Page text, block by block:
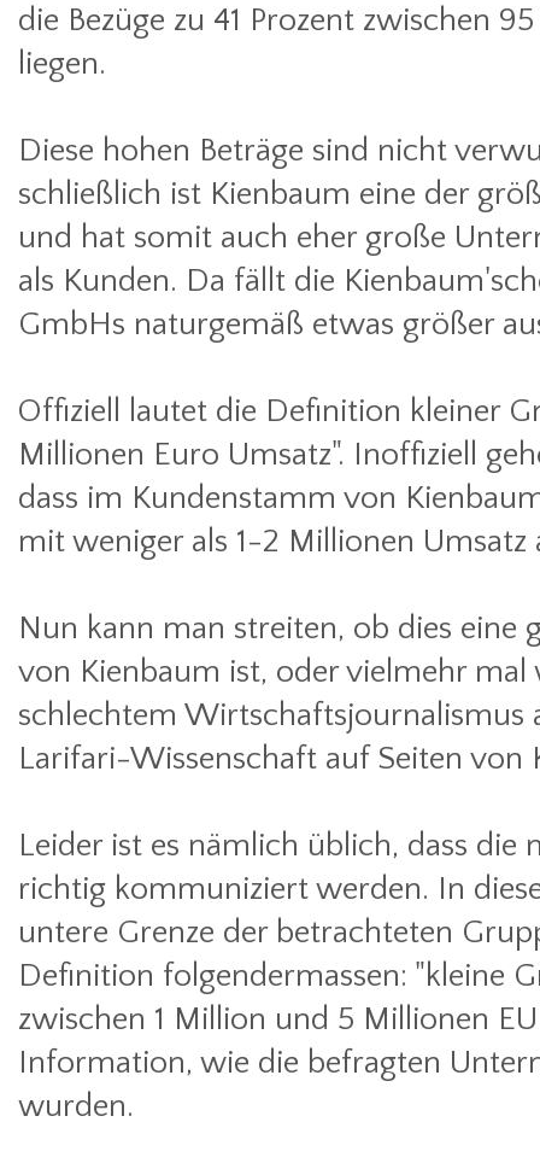
die Bezüge zu 41 Prozent zwischen
liegen.
Diese hohen Beträge sind nicht
schließlich ist Kienbaum eine der
und hat somit auch eher große
als Kunden. Da fällt die
GmbHs naturgemäß etwas größer
Offiziell lautet die Definition kleiner
Millionen Euro Umsatz". Inoffiziell
dass im Kundenstamm von
mit weniger als 1-2 Millionen Umsatz
Nun kann man streiten, ob dies eine
von Kienbaum ist, oder vielmehr mal
schlechtem Wirtschaftsjournalismus
Larifari-Wissenschaft auf Seiten von
Leider ist es nämlich üblich, dass die
richtig kommuniziert werden. In
untere Grenze der betrachteten
Definition folgendermassen: "kleine
zwischen 1 Million und 5 Millionen
Information, wie die befragten
wurden.